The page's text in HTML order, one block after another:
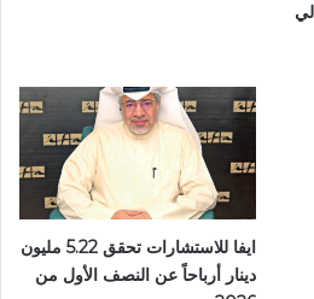
ايفا للاستشارات تحقق 5.22 مليون
دينار أرباحاً عن النصف الأول من